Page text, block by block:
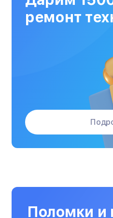
МФУ
Микроволновые печи
Морозильные камеры
ремонт
Поломки и